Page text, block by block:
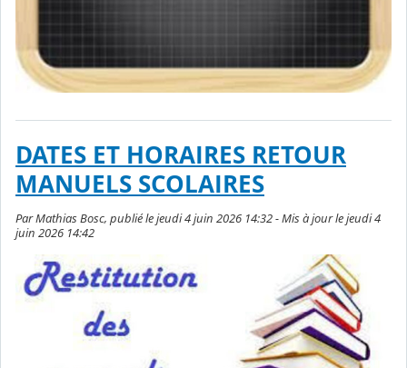
DATES ET HORAIRES RETOUR
MANUELS SCOLAIRES
Par Mathias Bosc, publié le jeudi 4 juin 2026 14:32 - Mis à jour le jeudi 4
juin 2026 14:42